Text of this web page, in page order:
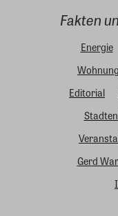
Fakten
Energie
Editorial
Gerd